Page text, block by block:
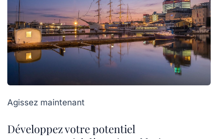
Agissez maintenant
Développez votre potentiel